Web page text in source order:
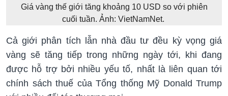
Giá vàng thế giới tăng khoảng 10 USD so với phiên
cuối tuần. Ảnh: VietNamNet.
Cả giới phân tích lẫn nhà đầu tư đều kỳ vọng giá
vàng sẽ tăng tiếp trong những ngày tới, khi đang
được hỗ trợ bởi nhiều yếu tố, nhất là liên quan tới
chính sách thuế của Tổng thống Mỹ Donald Trump